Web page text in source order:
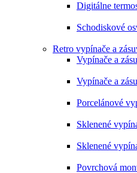
Digitálne
Schodiskové
Retro vypínače a
Vypínače a
Vypínače a
Porcelánové
Sklenené
Sklenené
Povrchová